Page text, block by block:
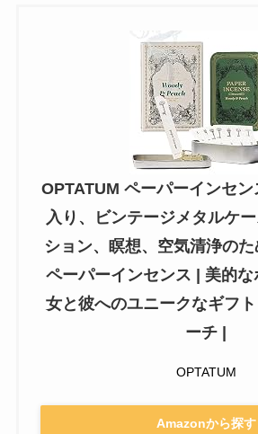
OPTATUM ペーパーインセ
入り、ビンテージメタルケ
ション、瞑想、空気清浄の
ペーパーインセンス | 美的
女と彼へのユニークなギフ
ーチ |
OPTATUM
Amazonから探す